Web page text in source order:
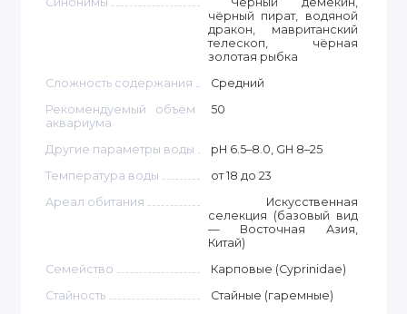
чёрный пират, водяной
дракон, мавританский
телескоп, чёрная
золотая рыбка
Сложность содержания
Средний
Рекомендуемый объём
аквариума
50
Другие параметры воды
pH 6.5–8.0, GH 8–25
Температура воды
от 18 до 23
Ареал обитания
Искусственная
селекция (базовый вид
— Восточная Азия,
Китай)
Семейство
Карповые (Cyprinidae)
Стайность
Стайные (гаремные)